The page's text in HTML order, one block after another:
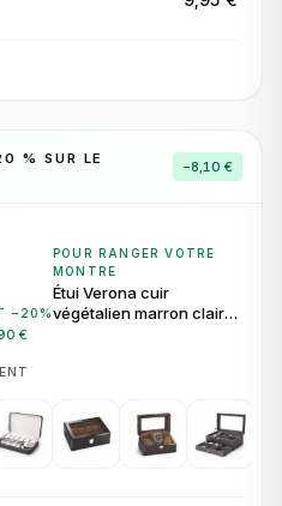
% SUR LE
−8,10 €
− 20 %
€
POUR RANGER VOTRE
MONTRE
Étui Verona cuir
végétalien marron clair